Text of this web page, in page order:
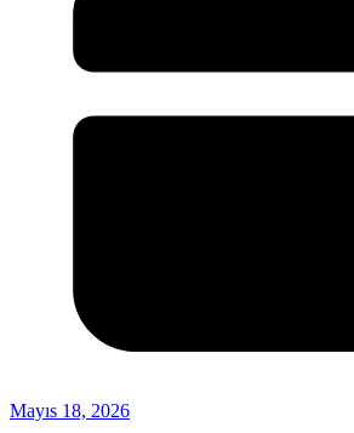
Mayıs 18, 2026